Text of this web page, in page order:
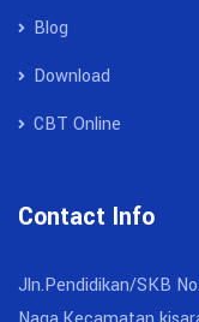
Blog
Download
CBT Online
Contact Info
Jln.Pendidikan/SKB